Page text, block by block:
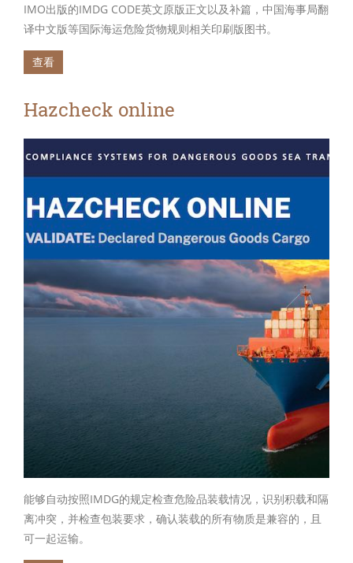
IMO出版的IMDG CODE英文原版正文以及补篇，中国海事局翻
译中文版等国际海运危险货物规则相关印刷版图书。
查看
Hazcheck online
能够自动按照IMDG的规定检查危险品装载情况，识别积载和隔
离冲突，并检查包装要求，确认装载的所有物质是兼容的，且
可一起运输。